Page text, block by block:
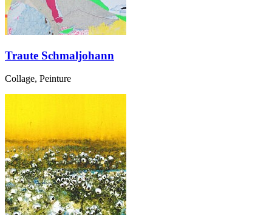
Traute Schmaljohann
Collage, Peinture